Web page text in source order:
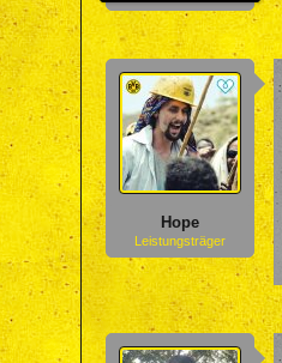
Hope
Leistungsträger